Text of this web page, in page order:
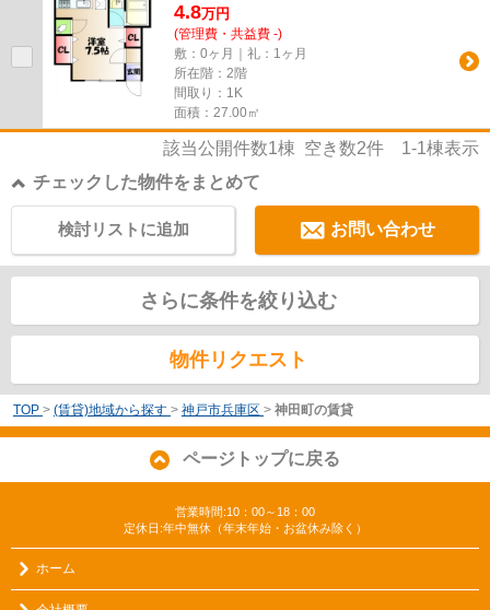
4.8万円
(管理費・共益費 -)
敷：0ヶ月｜礼：1ヶ月
所在階：2階
間取り：1K
面積：27.00㎡
該当公開件数1棟 空き数2件 1-1棟表示
チェックした物件をまとめて
お問い合わせ
検討リストに追加
さらに条件を絞り込む
物件リクエスト
TOP > (賃貸)地域から探す > 神戸市兵庫区 > 神田町の賃貸
ページトップに戻る
営業時間:10：00～18：00
定休日:年中無休（年末年始・お盆休み除く）
ホーム